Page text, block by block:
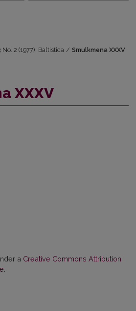
No. 2 (1977): Baltistica / Smulkmena XXXV
XXXV
a Creative Commons Attribution